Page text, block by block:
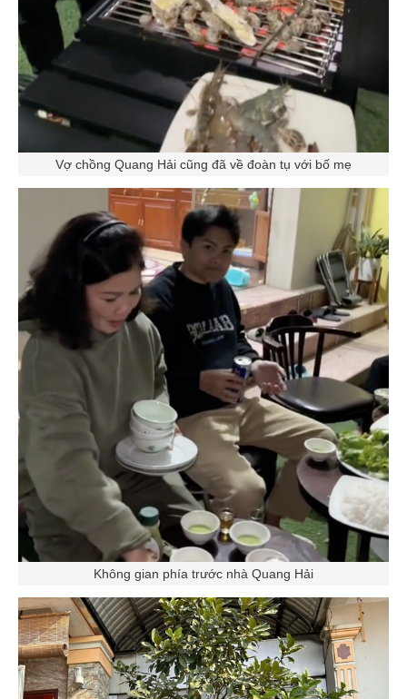
Vợ chồng Quang Hải cũng đã về đoàn tụ với bố mẹ
Không gian phía trước nhà Quang Hải